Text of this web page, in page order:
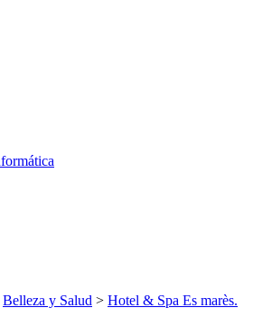
Belleza y Salud > Hotel & Spa Es marès.